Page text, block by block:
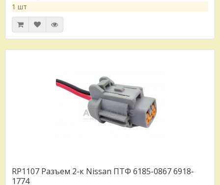
1 шт
RP1107 Разъем 2-к Nissan ПТФ 6185-0867 6918-
1774